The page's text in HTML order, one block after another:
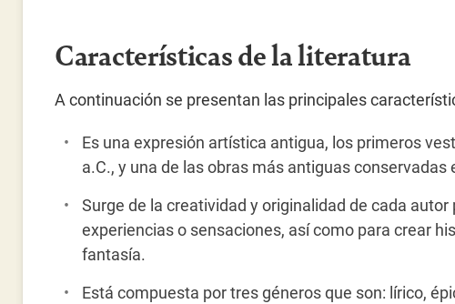
Características de la literatura
A continuación se presentan las principales
Es una expresión artística antigua, los primeros
a.C., y una de las obras más antiguas conservadas
Surge de la creatividad y originalidad de cada
experiencias o sensaciones, así como para crear
fantasía.
Está compuesta por tres géneros que son: lírico,